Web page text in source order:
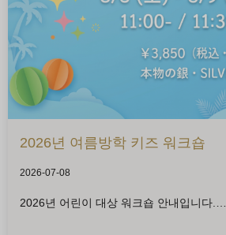
2026년 여름방학 키즈 워크숍
2026-07-08
2026년 어린이 대상 워크숍 안내입니다.